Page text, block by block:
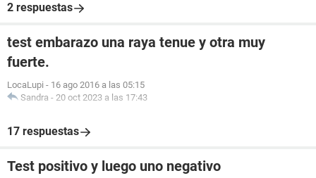
2 respuestas
test embarazo una raya tenue y otra muy
fuerte.
LocaLupi - 16 ago 2016 a las 05:15
Sandra - 20 oct 2023 a las 17:43
17 respuestas
Test positivo y luego uno negativo